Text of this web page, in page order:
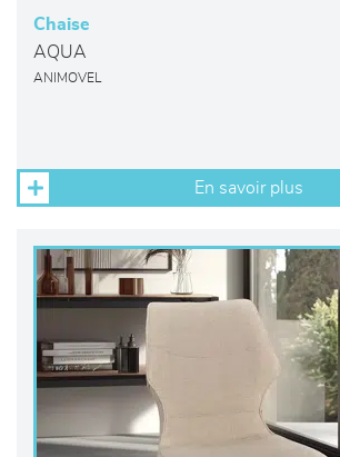
Chaise
AQUA
ANIMOVEL
En savoir plus